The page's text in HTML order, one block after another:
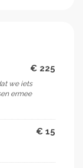
€ 225
we iets
ermee
€ 15